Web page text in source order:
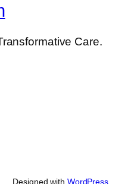
Care.
Designed with WordPress